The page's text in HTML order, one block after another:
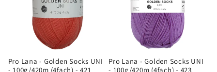
Pro Lana - Golden Socks UNI
- 100g/420m (4fach) - 421
Pro Lana - Golden Socks UNI
- 100g/420m (4fach) - 423